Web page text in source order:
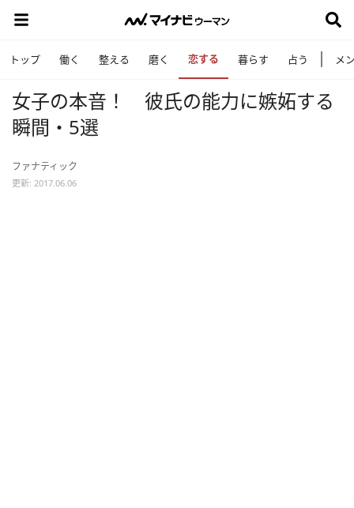
トップ 働く 整える 磨く 恋する 暮らす 占う メ
女子の本音！ 彼氏の能力に嫉妬する
瞬間・5選
ファナティック
更新: 2017.06.06